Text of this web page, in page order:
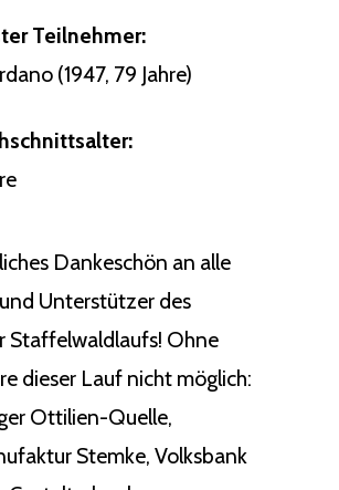
Teilnehmer:
(1947, 79 Jahre)
Dankeschön an alle
Unterstützer des
Staffelwaldlaufs! Ohne
dieser Lauf nicht möglich:
Ottilien-Quelle,
Stemke, Volksbank